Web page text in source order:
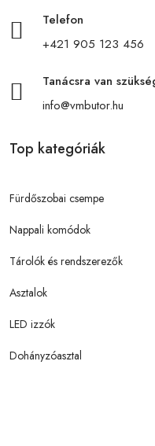
Telefon
+421 905 123 456
Tanácsra van
info@vmbutor.hu
Top kategóriák
Fürdőszobai csempe
Nappali komódok
Tárolók és rendszerezők
Asztalok
LED izzók
Dohányzóasztal